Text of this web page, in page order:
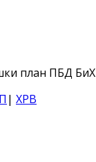
план ПБД БиХ
| ХРВ